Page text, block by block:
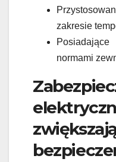
zakresie
normami